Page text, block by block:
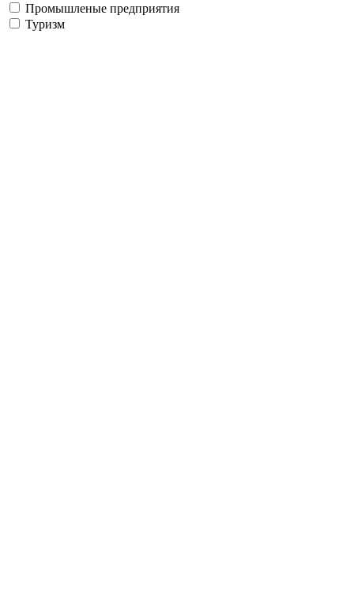
Промышленые предприятия
Туризм